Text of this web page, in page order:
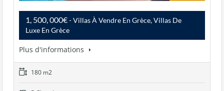
1, 500, 000€- Villas À Vendre En Grèce, Villas De
Luxe En Grèce
Plus d'informations
180 m2